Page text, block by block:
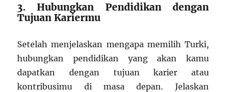
3. Hubungkan Pendidikan dengan
Tujuan Kariermu
Setelah menjelaskan mengapa memilih Turki,
hubungkan pendidikan yang akan kamu
dapatkan dengan tujuan karier atau
kontribusimu di masa depan. Jelaskan